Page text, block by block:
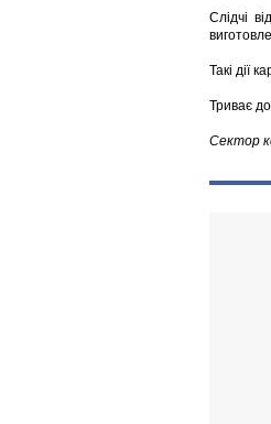
Слідчі
Такі дії
Триває
Сектор